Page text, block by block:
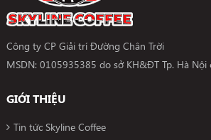
Công ty CP Giải trí Đường Chân Trời
MSDN: 0105935385 do sở KH&ĐT Tp. Hà
GIỚI THIỆU
Tin tức Skyline Coffee